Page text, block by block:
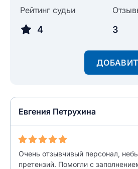
Рейтинг судьи
4 3
Евгения Петрухина
Очень отзывчивый персонал,
претензий. Помогли с
Как вы оцените судебный
разрешить публикацию
ОСТАВИТЬ
разрешить публикацию
ОСТАВИТЬ
ЗАКРЫТЬ